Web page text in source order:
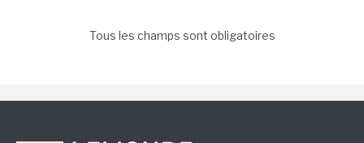
Tous les champs sont obligatoires